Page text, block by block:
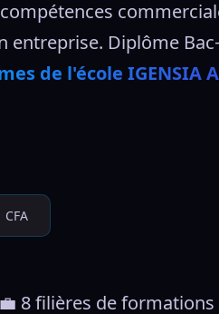
entreprise. Diplôme
de l'école IGENSIA
CFA
8 filières de